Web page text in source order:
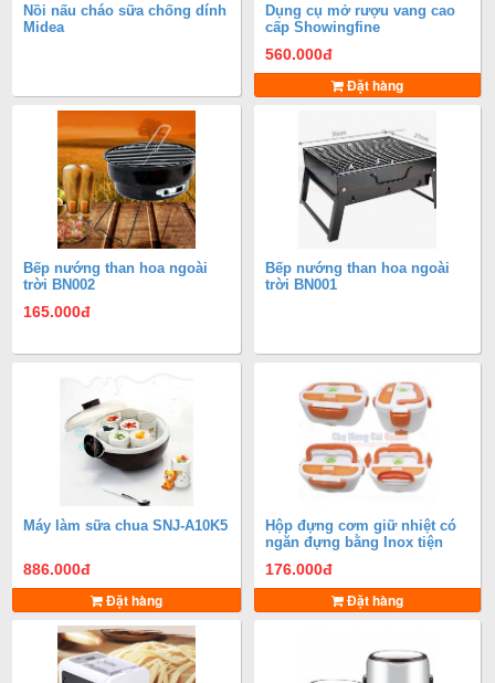
Nồi nấu cháo sữa chống dính
Midea
Dụng cụ mở rượu vang cao
cấp Showingfine
560.000đ
Đặt hàng
Bếp nướng than hoa ngoài
trời BN002
165.000đ
Bếp nướng than hoa ngoài
trời BN001
Máy làm sữa chua SNJ-A10K5
886.000đ
Đặt hàng
Hộp đựng cơm giữ nhiệt có
ngăn đựng bằng Inox tiện
176.000đ
Đặt hàng